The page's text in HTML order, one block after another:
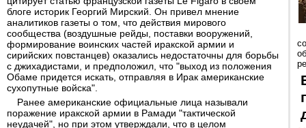
блоге историк Георгий Мирский. Он привел мнение
аналитиков газеты о том, что действия мирового
сообщества (воздушные рейды, поставки вооружений,
формирование воинских частей иракской армии и
сирийских повстанцев) оказались недостаточны для борьбы
с джихадистами, и предположил, что "выход из положения
Обаме придется искать, отправляя в Ирак американские
сухопутные войска".
Ранее американские официальные лица называли
поражение иракской армии в Рамади "тактической
неудачей", но при этом утверждали, что в целом